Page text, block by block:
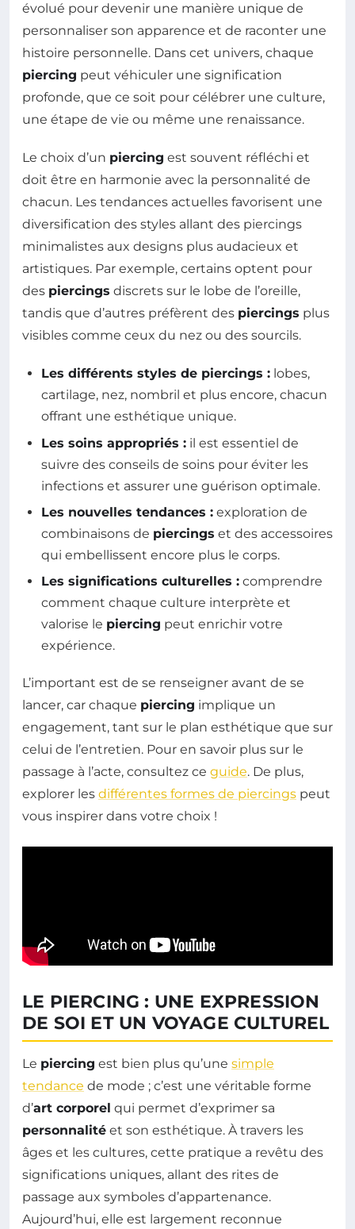
évolué pour devenir une manière unique de
personnaliser son apparence et de raconter une
histoire personnelle. Dans cet univers, chaque
piercing peut véhiculer une signification
profonde, que ce soit pour célébrer une culture,
une étape de vie ou même une renaissance.
Le choix d’un piercing est souvent réfléchi et
doit être en harmonie avec la personnalité de
chacun. Les tendances actuelles favorisent une
diversification des styles allant des piercings
minimalistes aux designs plus audacieux et
artistiques. Par exemple, certains optent pour
des piercings discrets sur le lobe de l’oreille,
tandis que d’autres préfèrent des piercings plus
visibles comme ceux du nez ou des sourcils.
Les différents styles de piercings : lobes,
cartilage, nez, nombril et plus encore, chacun
offrant une esthétique unique.
Les soins appropriés : il est essentiel de
suivre des conseils de soins pour éviter les
infections et assurer une guérison optimale.
Les nouvelles tendances : exploration de
combinaisons de piercings et des accessoires
qui embellissent encore plus le corps.
Les significations culturelles : comprendre
comment chaque culture interprète et
valorise le piercing peut enrichir votre
expérience.
L’important est de se renseigner avant de se
lancer, car chaque piercing implique un
engagement, tant sur le plan esthétique que sur
celui de l’entretien. Pour en savoir plus sur le
passage à l’acte, consultez ce guide. De plus,
explorer les différentes formes de piercings peut
vous inspirer dans votre choix !
LE PIERCING : UNE EXPRESSION
DE SOI ET UN VOYAGE CULTUREL
Le piercing est bien plus qu’une simple
tendance de mode ; c’est une véritable forme
d’art corporel qui permet d’exprimer sa
personnalité et son esthétique. À travers les
âges et les cultures, cette pratique a revêtu des
significations uniques, allant des rites de
passage aux symboles d’appartenance.
Aujourd’hui, elle est largement reconnue